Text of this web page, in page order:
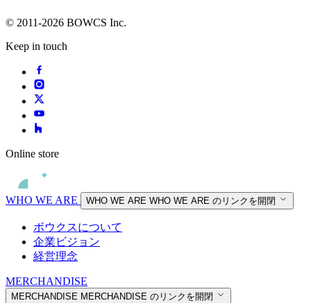
© 2011-2026 BOWCS Inc.
Keep in touch
Online store
WHO WE ARE WHO WE ARE WHO WE ARE のリンクを開閉
ボウクスについて
企業ビジョン
経営理念
MERCHANDISE
MERCHANDISE MERCHANDISE のリンクを開閉